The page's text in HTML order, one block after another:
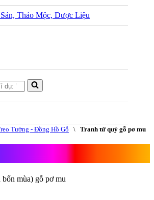
Thảo Mộc, Dược Liệu
Tường - Đồng Hồ Gỗ \ Tranh tứ quý gỗ pơ mu